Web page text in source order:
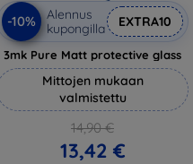
-10%
Alennus
kupongilla
EXTRA10
3mk Pure Matt protective glass
Mittojen mukaan
valmistettu
14,90 €
13,42 €